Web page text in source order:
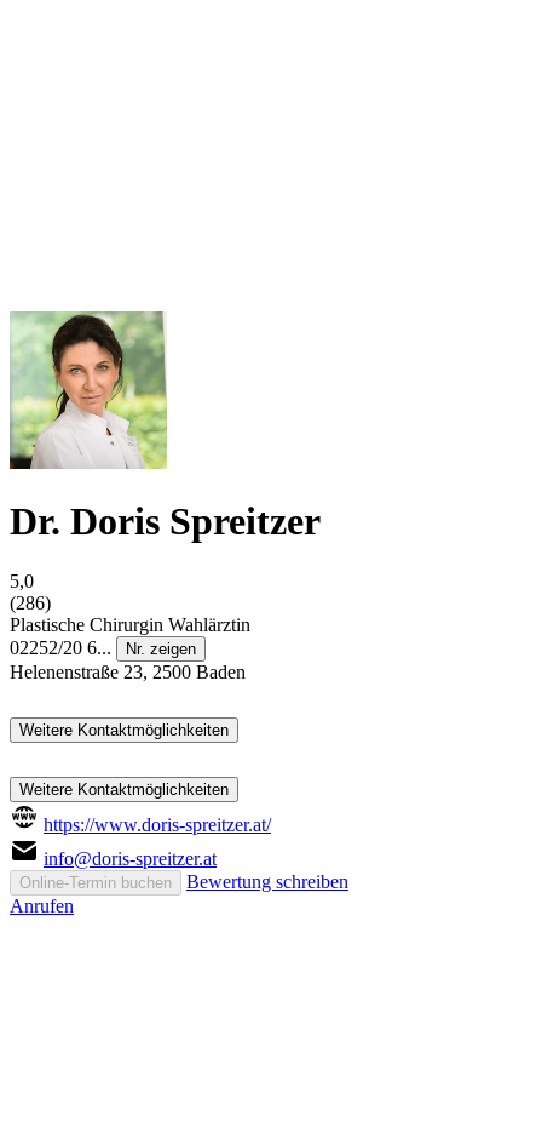
Dr. Doris Spreitzer
5,0
(286)
Plastische Chirurgin Wahlärztin
02252/20 6...
Nr. zeigen
Helenenstraße 23, 2500 Baden
Weitere Kontaktmöglichkeiten
Weitere Kontaktmöglichkeiten
https://www.doris-spreitzer.at/
info@doris-spreitzer.at
Online-Termin buchen
Bewertung schreiben
Anrufen